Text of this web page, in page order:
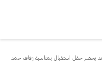
يحضر حفل استقبال بمناسبة زفاف حمد